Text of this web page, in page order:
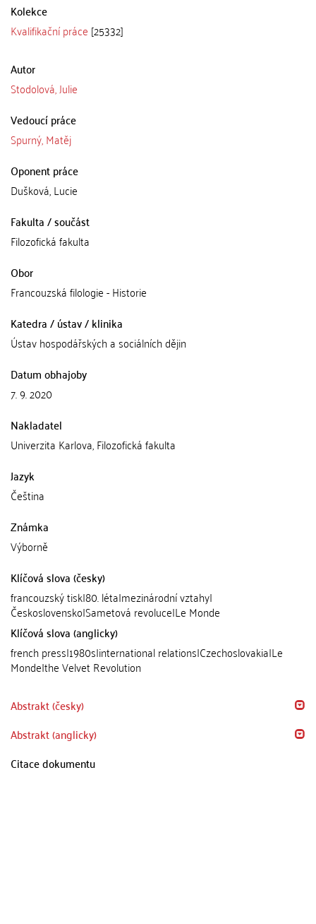
Kolekce
Kvalifikační práce [25332]
Autor
Stodolová, Julie
Vedoucí práce
Spurný, Matěj
Oponent práce
Dušková, Lucie
Fakulta / součást
Filozofická fakulta
Obor
Francouzská filologie - Historie
Katedra / ústav / klinika
Ústav hospodářských a sociálních dějin
Datum obhajoby
7. 9. 2020
Nakladatel
Univerzita Karlova, Filozofická fakulta
Jazyk
Čeština
Známka
Výborně
Klíčová slova (česky)
francouzský tisk|80. léta|mezinárodní vztahy|
Československo|Sametová revoluce|Le Monde
Klíčová slova (anglicky)
french press|1980s|international relations|Czechoslovakia|Le
Monde|the Velvet Revolution
Abstrakt (česky)
Abstrakt (anglicky)
Citace dokumentu